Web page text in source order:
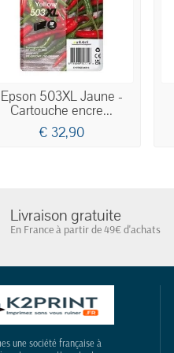
Epson 503XL Jaune -
Cartouche encre...
€ 32,90
Livraison gratuite
En France à partir de 49€ d'achats
une société française à